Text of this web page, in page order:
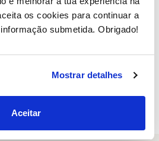
os cookies para continuar a
submetida. Obrigado!
Mostrar detalhes
Aceitar
materiais muito macios para
seus valores são a diversão,
e o design.
em: